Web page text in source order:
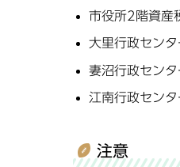
市役所2階資産
大里行政セン
妻沼行政セン
江南行政セン
注意